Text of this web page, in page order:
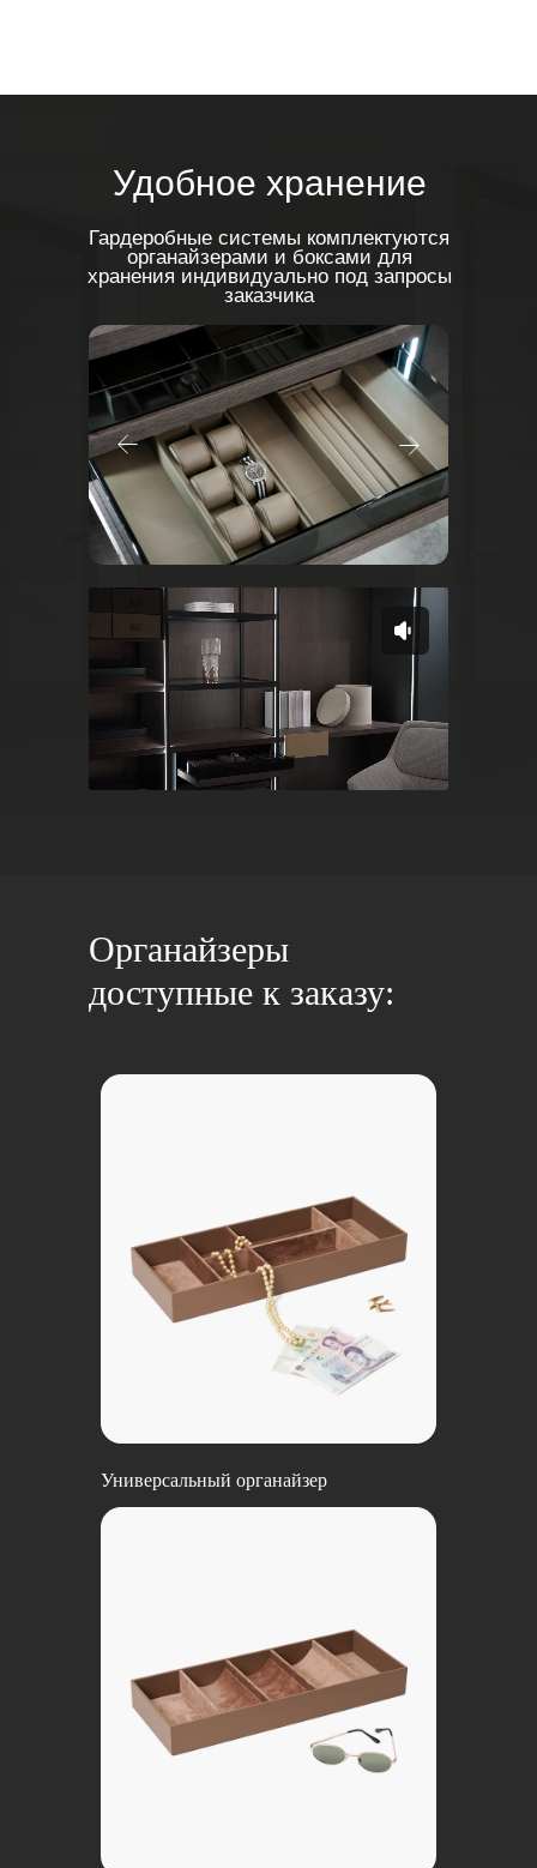
Гардеробные системы комплектуются
органайзерами и боксами для
хранения индивидуально под запросы
заказчика
Удобное хранение
Органайзеры
доступные к заказу:
Универсальный органайзер